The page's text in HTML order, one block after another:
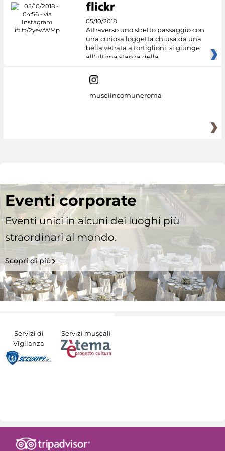
05/10/2018
Attraverso uno stretto passaggio con
una curiosa loggetta chiusa da una
bella vetrata a tortiglioni, si giunge
all'ultima stanza della
museiincomuneroma
Eventi corporate
Eventi unici in alcuni dei luoghi più
straordinari al mondo.
Scopri di più
Servizi di
Vigilanza
Servizi museali